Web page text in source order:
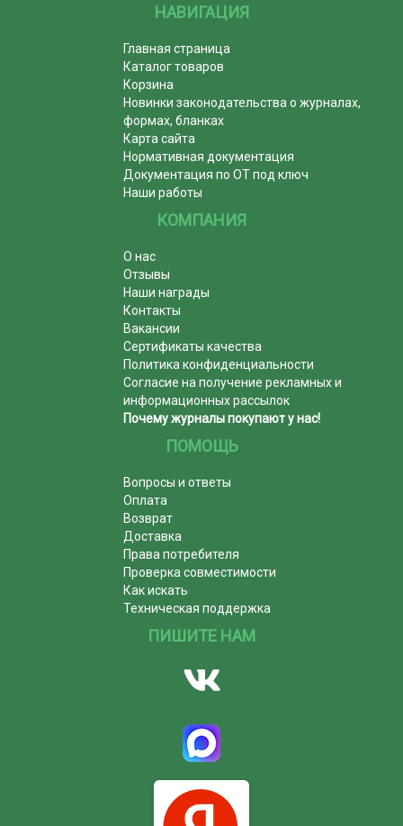
НАВИГАЦИЯ
Главная страница
Каталог товаров
Корзина
Новинки законодательства о журналах,
формах, бланках
Карта сайта
Нормативная документация
Документация по ОТ под ключ
Наши работы
КОМПАНИЯ
О нас
Отзывы
Наши награды
Контакты
Вакансии
Сертификаты качества
Политика конфиденциальности
Согласие на получение рекламных и
информационных рассылок
Почему журналы покупают у нас!
ПОМОЩЬ
Вопросы и ответы
Оплата
Возврат
Доставка
Права потребителя
Проверка совместимости
Как искать
Техническая поддержка
ПИШИТЕ НАМ